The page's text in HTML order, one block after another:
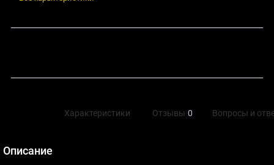
Характеристики Отзывы 0 Вопросы и
Описание